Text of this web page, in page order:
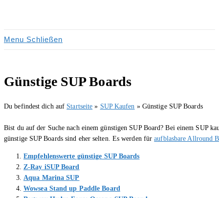
Menu Schließen
Günstige SUP Boards
Du befindest dich auf Startseite » SUP Kaufen » Günstige SUP Boards
Bist du auf der Suche nach einem günstigen SUP Board? Bei einem SUP
günstige SUP Boards sind eher selten. Es werden füraufblasbare Allround
Empfehlenswerte günstige SUP Boards
Z-Ray iSUP Board
Aqua Marina SUP
Wowsea Stand up Paddle Board